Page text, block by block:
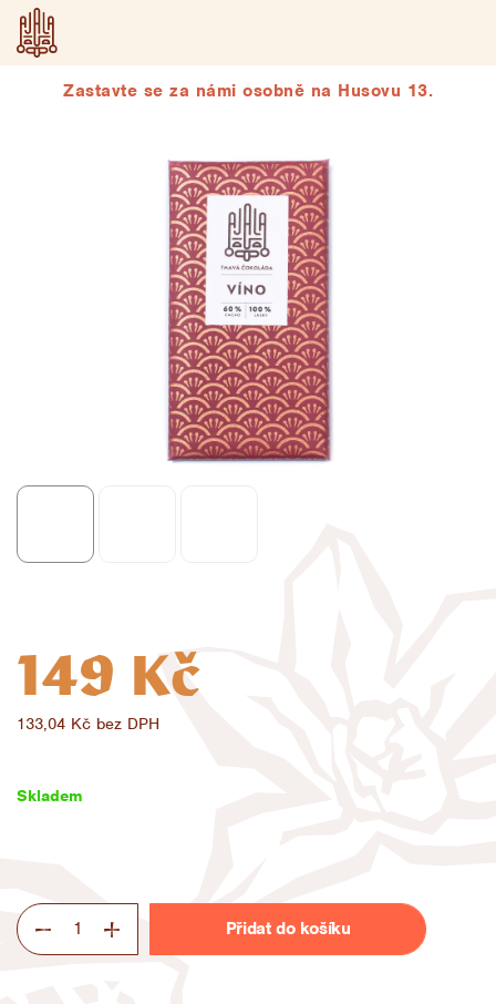
Přejít
obsah
Zastavte se za námi osobně na Husovu 13.
149 Kč
133,04 Kč bez DPH
Skladem
Přidat do košíku